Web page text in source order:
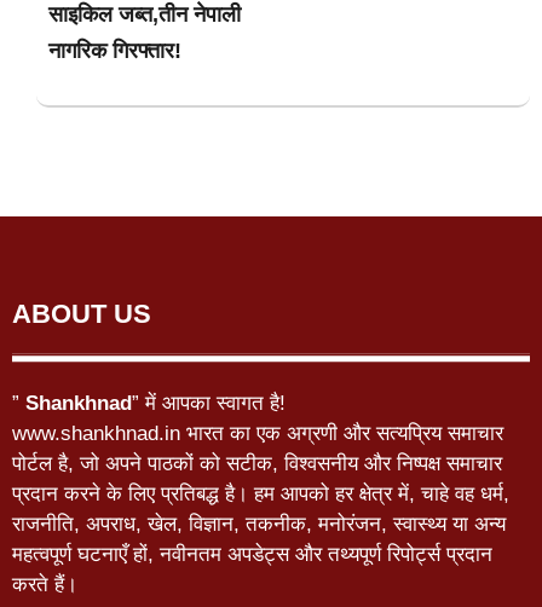
साइकिल जब्त,तीन नेपाली
नागरिक गिरफ्तार!
ABOUT US
” Shankhnad” में आपका स्वागत है!
www.shankhnad.in भारत का एक अग्रणी और सत्यप्रिय समाचार
पोर्टल है, जो अपने पाठकों को सटीक, विश्वसनीय और निष्पक्ष समाचार
प्रदान करने के लिए प्रतिबद्ध है। हम आपको हर क्षेत्र में, चाहे वह धर्म,
राजनीति, अपराध, खेल, विज्ञान, तकनीक, मनोरंजन, स्वास्थ्य या अन्य
महत्वपूर्ण घटनाएँ हों, नवीनतम अपडेट्स और तथ्यपूर्ण रिपोर्ट्स प्रदान
करते हैं।